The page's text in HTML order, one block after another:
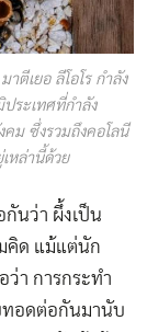
ตีเยอ ลีโอโร กำลัง
ประเทศที่กำลัง
ม ซึ่งรวมถึงคอโลนี
หล่านี้ด้วย
กันว่า ผึ้งเป็น
คิด แม้แต่นัก
ว่า การกระทำ
อดต่อกันมานับ